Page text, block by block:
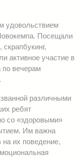
удовольствием
Посещали
активное участие в
по вечерам
различными
ребят
со «здоровыми»
Им важна
на их поведение,